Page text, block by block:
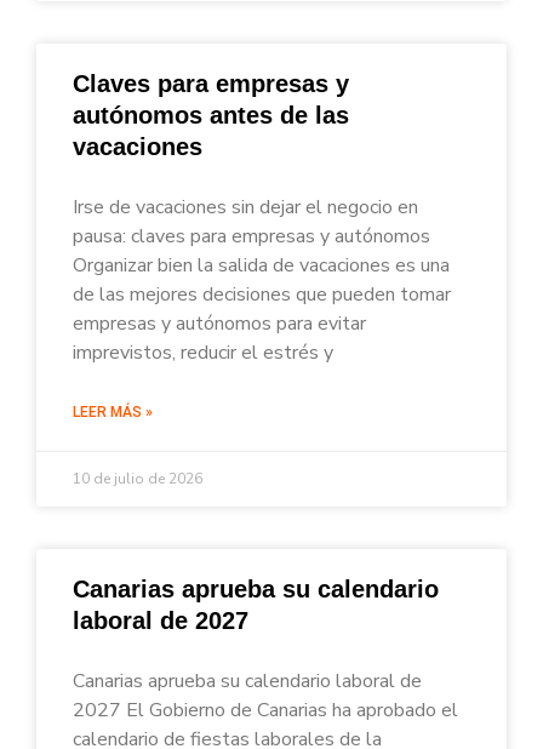
Claves para empresas y
autónomos antes de las
vacaciones
Irse de vacaciones sin dejar el negocio en
pausa: claves para empresas y autónomos
Organizar bien la salida de vacaciones es una
de las mejores decisiones que pueden tomar
empresas y autónomos para evitar
imprevistos, reducir el estrés y
LEER MÁS »
10 de julio de 2026
Canarias aprueba su calendario
laboral de 2027
Canarias aprueba su calendario laboral de
2027 El Gobierno de Canarias ha aprobado el
calendario de fiestas laborales de la